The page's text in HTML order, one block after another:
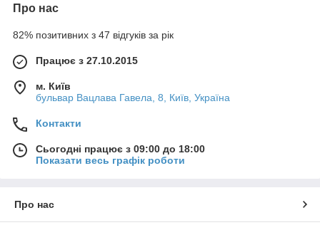
Про нас
82% позитивних з 47 відгуків за рік
Працює з 27.10.2015
м. Київ
бульвар Вацлава Гавела, 8, Київ, Україна
Контакти
Сьогодні працює з 09:00 до 18:00
Показати весь графік роботи
Про нас